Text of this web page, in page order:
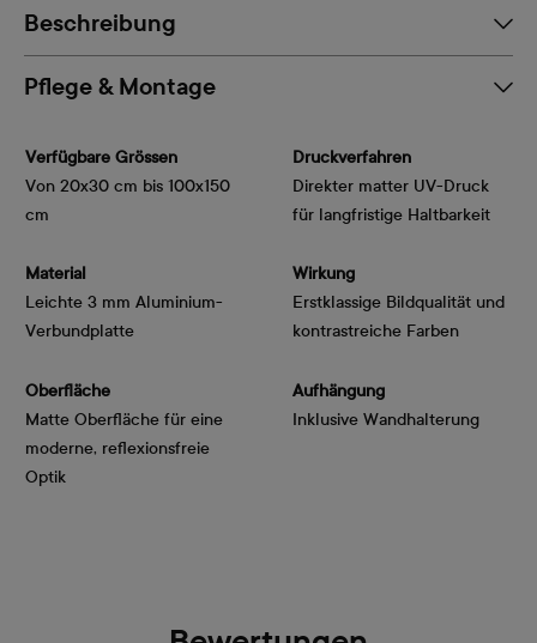
Beschreibung
Pflege & Montage
Verfügbare Grössen
Von 20x30 cm bis 100x150
cm
Material
Leichte 3 mm Aluminium-
Verbundplatte
Oberfläche
Matte Oberfläche für eine
moderne, reflexionsfreie
Optik
Druckverfahren
Direkter matter UV-Druck
für langfristige Haltbarkeit
Wirkung
Erstklassige Bildqualität und
kontrastreiche Farben
Aufhängung
Inklusive Wandhalterung